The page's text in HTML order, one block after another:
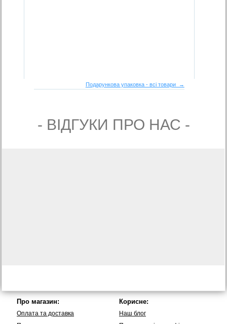
Подарункова упаковка - всі товари →
- ВIДГУКИ ПРО НАС -
Про магазин:
Оплата та доставка
Корисне:
Наш блог